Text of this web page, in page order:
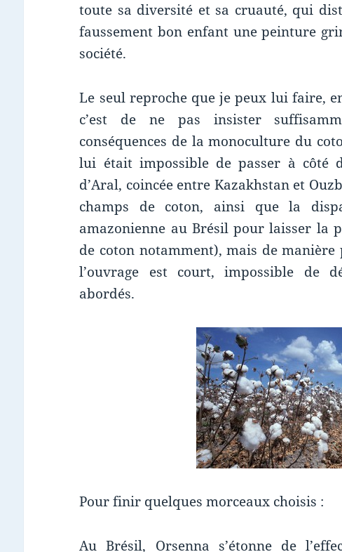
toute sa diversité et sa cruauté, qui
faussement bon enfant une peinture
société.
Le seul reproche que je peux lui faire,
c’est de ne pas insister
conséquences de la monoculture du
lui était impossible de passer à côté
d’Aral, coincée entre Kazakhstan et
champs de coton, ainsi que la
amazonienne au Brésil pour laisser la
de coton notamment), mais de manière
l’ouvrage est court, impossible de
abordés.
Pour finir quelques morceaux choisis :
Au Brésil, Orsenna s’étonne de